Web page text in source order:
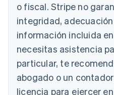
o fiscal. Stripe no
integridad,
información incluida
necesitas asistencia
particular, te
abogado o un
licencia para ejercer
Nederlands FrançaisDeutsch
Brasil
Português English
Bulgaria
English
Canadá
China continental
简体中文English